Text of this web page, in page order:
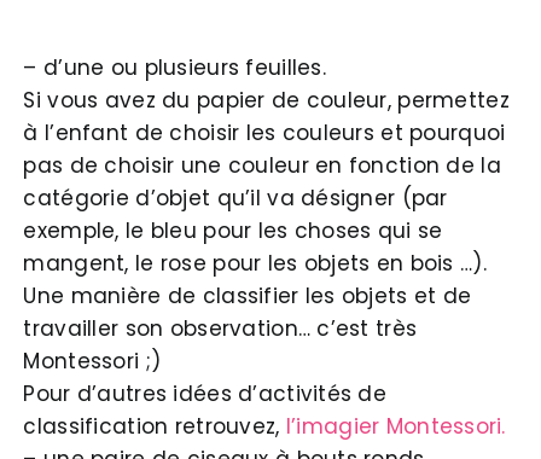
– d’une ou plusieurs feuilles.
Si vous avez du papier de couleur, permettez
à l’enfant de choisir les couleurs et pourquoi
pas de choisir une couleur en fonction de la
catégorie d’objet qu’il va désigner (par
exemple, le bleu pour les choses qui se
mangent, le rose pour les objets en bois …).
Une manière de classifier les objets et de
travailler son observation… c’est très
Montessori ;)
Pour d’autres idées d’activités de
classification retrouvez, l’imagier Montessori.